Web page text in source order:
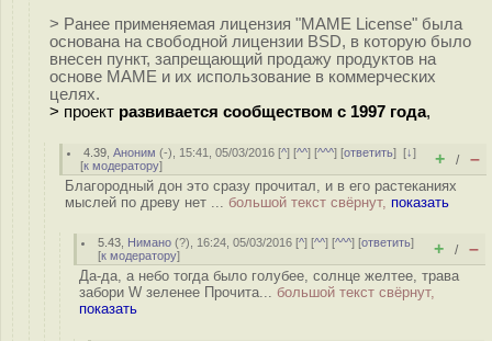
> Ранее применяемая лицензия "MAME License" была
основана на свободной лицензии BSD, в которую было
внесен пункт, запрещающий продажу продуктов на
основе MAME и их использование в коммерческих
целях.
> проект развивается сообществом с 1997 года,
4.39 ,Аноним (-), 15:41, 05/03/2016 [^] [^^] [^^^] [ответить][↓]
[к модератору] + / –
Благородный дон это сразу прочитал, и в его растеканиях
мыслей по древу нет ... большой текст свёрнут, показать
5.43 Нимано (?), 16:24, 05/03/2016 [^] [^^] [^^^] [ответить]
[к модератору] + / –
Да-да, а небо тогда было голубее, солнце желтее, трава
забори W зеленее Прочита... большой текст свёрнут,
показать